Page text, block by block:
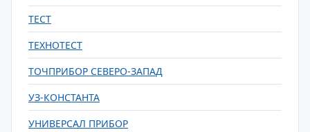
ТЕСТ
ТЕХНОТЕСТ
ТОЧПРИБОР СЕВЕРО-ЗАПАД
УЗ-КОНСТАНТА
УНИВЕРСАЛ ПРИБОР